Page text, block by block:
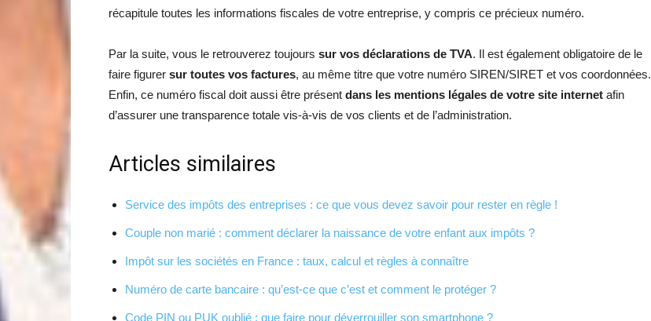
récapitule toutes les informations fiscales de votre entreprise, y compris ce précieux numéro.
Par la suite, vous le retrouverez toujours sur vos déclarations de TVA. Il est également obligatoire de le
faire figurer sur toutes vos factures, au même titre que votre numéro SIREN/SIRET et vos coordonnées.
Enfin, ce numéro fiscal doit aussi être présent dans les mentions légales de votre site internet afin
d’assurer une transparence totale vis-à-vis de vos clients et de l’administration.
Articles similaires
Service des impôts des entreprises : ce que vous devez savoir pour rester en règle !
Couple non marié : comment déclarer la naissance de votre enfant aux impôts ?
Impôt sur les sociétés en France : taux, calcul et règles à connaître
Numéro de carte bancaire : qu’est-ce que c’est et comment le protéger ?
Code PIN ou PUK oublié : que faire pour déverrouiller son smartphone ?